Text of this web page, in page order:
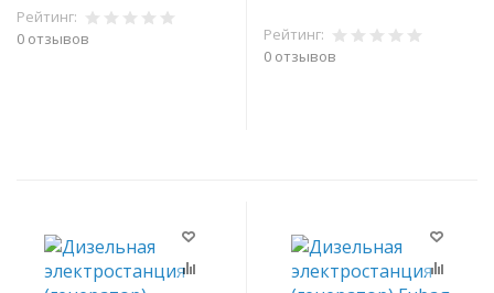
Рейтинг:
0 отзывов
Рейтинг:
0 отзывов